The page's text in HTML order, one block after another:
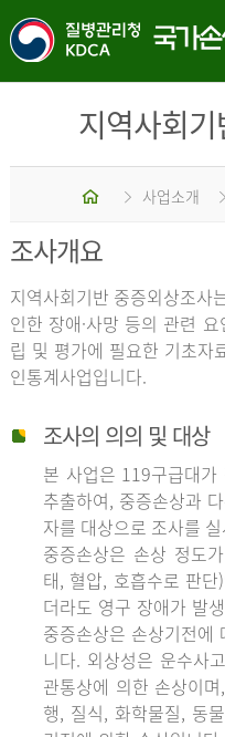
지역사회
홈 사업소개
조사개요
지역사회기반 중증외상조사
인한 장애·사망 등의 관련
립 및 평가에 필요한 기초자
인통계사업입니다.
조사의 의의 및 대상
본 사업은 119구급대가
추출하여, 중증손상과
자를 대상으로 조사를
중증손상은 손상 정도
태, 혈압, 호흡수로 판
더라도 영구 장애가 발
중증손상은 손상기전에
니다. 외상성은 운수사
관통상에 의한 손상이
행, 질식, 화학물질, 동